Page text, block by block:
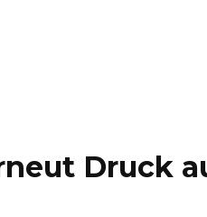
Druck